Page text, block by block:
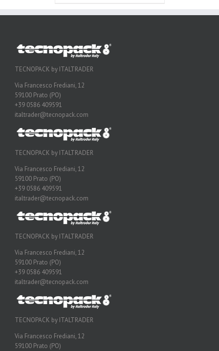
TECNOPACK by ITALTRADER
Via Francesco Frediani, 12
59100 Prato (PO)
+39 0586 409591
italtrader@tecnopack.com
TECNOPACK by ITALTRADER
Via Francesco Frediani, 12
59100 Prato (PO)
+39 0586 409591
italtrader@tecnopack.com
TECNOPACK by ITALTRADER
Via Francesco Frediani, 12
59100 Prato (PO)
+39 0586 409591
italtrader@tecnopack.com
TECNOPACK by ITALTRADER
Via Francesco Frediani, 12
59100 Prato (PO)